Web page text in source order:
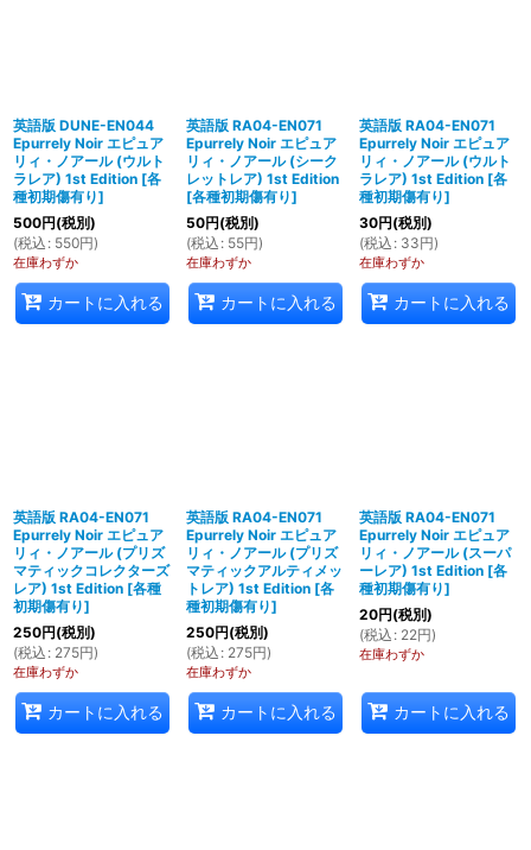
英語版 DUNE-EN044
Epurrely Noir エピュア
リィ・ノアール (ウルト
ラレア) 1st Edition [各
種初期傷有り]
500円(税別)
(税込 : 550円)
在庫わずか
カートに入れる
英語版 RA04-EN071
Epurrely Noir エピュア
リィ・ノアール (シーク
レットレア) 1st Edition
[各種初期傷有り]
50円(税別)
(税込 : 55円)
在庫わずか
カートに入れる
英語版 RA04-EN071
Epurrely Noir エピュア
リィ・ノアール (ウルト
ラレア) 1st Edition [各
種初期傷有り]
30円(税別)
(税込 : 33円)
在庫わずか
カートに入れる
英語版 RA04-EN071
Epurrely Noir エピュア
リィ・ノアール (プリズ
マティックコレクターズ
レア) 1st Edition [各種
初期傷有り]
250円(税別)
(税込 : 275円)
在庫わずか
カートに入れる
英語版 RA04-EN071
Epurrely Noir エピュア
リィ・ノアール (プリズ
マティックアルティメッ
トレア) 1st Edition [各
種初期傷有り]
250円(税別)
(税込 : 275円)
在庫わずか
カートに入れる
英語版 RA04-EN071
Epurrely Noir エピュア
リィ・ノアール (スーパ
ーレア) 1st Edition [各
種初期傷有り]
20円(税別)
(税込 : 22円)
在庫わずか
カートに入れる